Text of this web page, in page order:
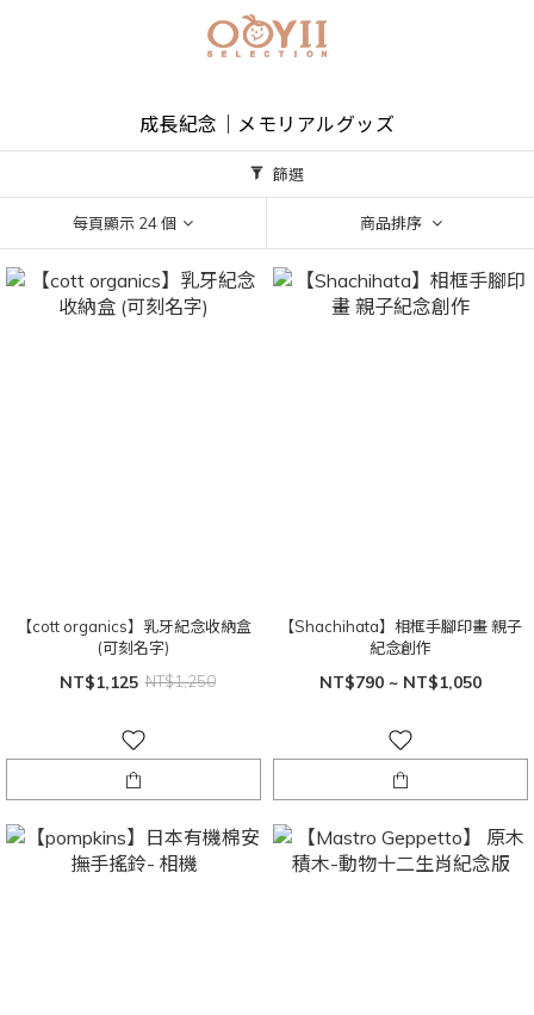
成長紀念｜メモリアルグッズ
篩選
每頁顯示 24 個 商品排序
【cott organics】乳牙紀念收納盒
(可刻名字)
NT$1,125 NT$1,250
【Shachihata】相框手腳印畫 親子
紀念創作
NT$790 ~ NT$1,050